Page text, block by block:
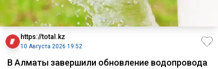
https://total.kz
10 Августа 2026 19:52
В Алматы завершили обновление водопровода